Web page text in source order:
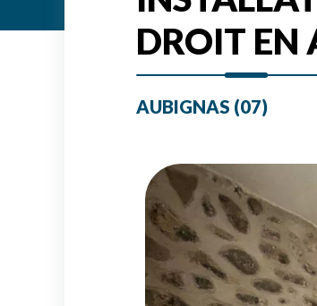
DROIT EN
AUBIGNAS (07)